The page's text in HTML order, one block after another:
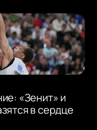
«Зенит» и
в сердце